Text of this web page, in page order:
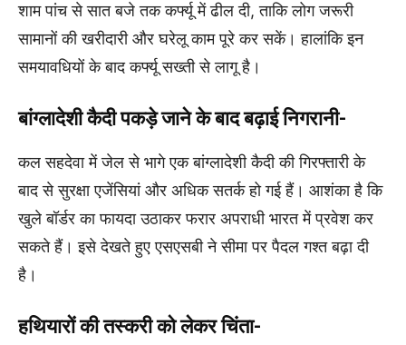
शाम पांच से सात बजे तक कर्फ्यू में ढील दी, ताकि लोग जरूरी
सामानों की खरीदारी और घरेलू काम पूरे कर सकें। हालांकि इन
समयावधियों के बाद कर्फ्यू सख्ती से लागू है।
बांग्लादेशी कैदी पकड़े जाने के बाद बढ़ाई निगरानी-
कल सहदेवा में जेल से भागे एक बांग्लादेशी कैदी की गिरफ्तारी के
बाद से सुरक्षा एजेंसियां और अधिक सतर्क हो गई हैं। आशंका है कि
खुले बॉर्डर का फायदा उठाकर फरार अपराधी भारत में प्रवेश कर
सकते हैं। इसे देखते हुए एसएसबी ने सीमा पर पैदल गश्त बढ़ा दी
है।
हथियारों की तस्करी को लेकर चिंता-